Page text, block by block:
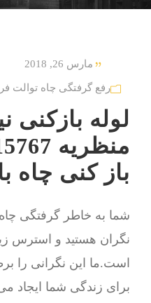
مارس 26, 2018
رفع گرفتگی چاه توالت
لوله بازکنی
باز کنی چاه
شما به خاطر گرفتگی
نگران هستید و استرس
است.ما این نگرانی را
برای زندگی شما ایجاد